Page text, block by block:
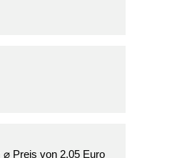
⌀ Preis von 2,05 Euro